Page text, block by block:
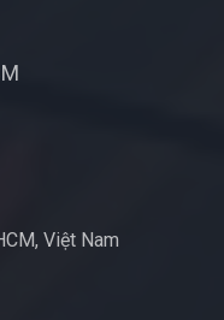
Việt Nam